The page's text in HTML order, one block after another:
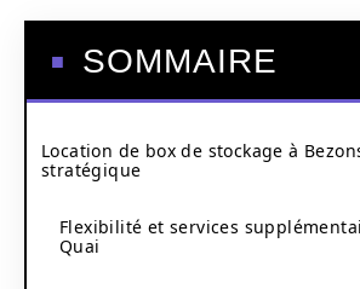
SOMMAIRE
Location de box de stockage à
stratégique
Flexibilité et services
Quai